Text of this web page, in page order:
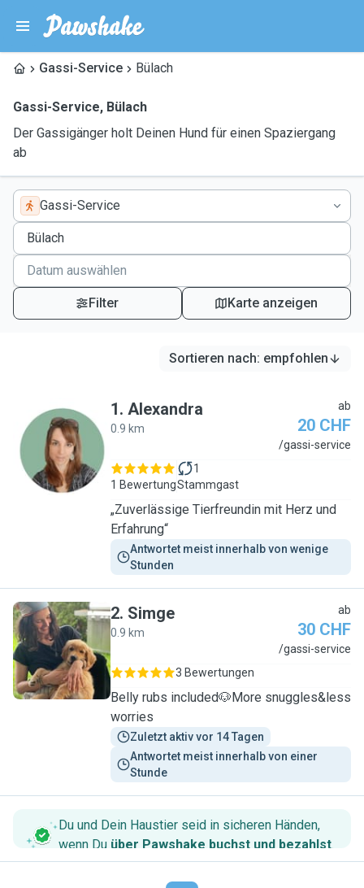
Gassi-Service Bülach
Gassi-Service, Bülach
Der Gassigänger holt Deinen Hund für einen Spaziergang
ab
Gassi-Service
Filter Karte anzeigen
Sortieren nach: empfohlen
A
1. Alexandra
0.9 km
ab
20 CHF
/gassi-service
1 Bewertung
1
Stammgast
„Zuverlässige Tierfreundin mit Herz und
Erfahrung“
Antwortet meist innerhalb von wenige
Stunden
S
2. Simge
0.9 km
ab
30 CHF
/gassi-service
3 Bewertungen
Belly rubs included🐶More snuggles&less
worries
Zuletzt aktiv vor 14 Tagen
Antwortet meist innerhalb von einer
Stunde
Du und Dein Haustier seid in sicheren Händen,
wenn Du über Pawshake buchst und bezahlst.